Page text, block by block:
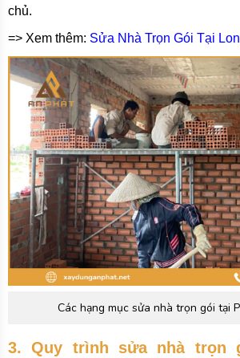
chủ.
=> Xem thêm: Sửa Nhà Trọn Gói Tại
Các hạng mục sửa nhà trọn gói tại
3. Quy trình sửa nhà trọn